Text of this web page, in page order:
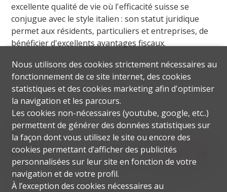
excellente qualité de vie où l'efficacité suisse se
conjugue avec le style italien : son statut juridique
permet aux résidents, particuliers et entreprises, de
bénéficier d'excellents avantages fiscaux.
Distances
localite
Transports publics 125 m
Nous utilisons des cookies strictement nécessaires au
fonctionnement de ce site internet, des cookies
statistiques et des cookies marketing afin d'optimiser
la navigation et les parcours.
Les cookies non-nécessaires (youtube, google, etc..)
permettent de générer des données statistiques sur
la façon dont vous utilisez le site ou encore des
cookies permettant d’afficher des publicités
personnalisées sur leur site en fonction de votre
navigation et de votre profil.
À l’exception des cookies nécessaires au